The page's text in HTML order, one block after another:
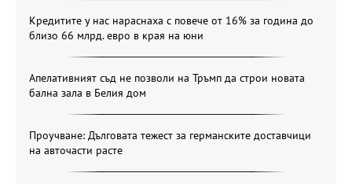
Кредитите у нас нараснаха с повече от 16% за година до
близо 66 млрд. евро в края на юни
Апелативният съд не позволи на Тръмп да строи новата
бална зала в Белия дом
Проучване: Дълговата тежест за германските доставчици
на авточасти расте